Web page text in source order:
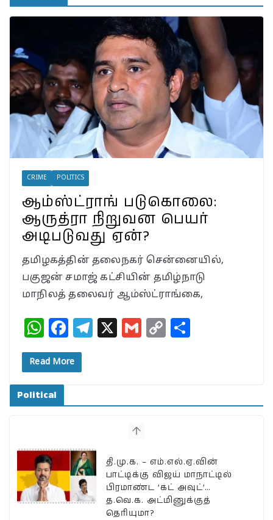
பாட்டிக்கு விஜய் மாநாட்டில்
பிரமாண்ட ’கட் அவுட்’…
த.வெ.க. அட்மினுக்குத்
தெரியுமா?
இலங்கையில்
அமைந்திருப்பது இடதுசாரி
ஆட்சியா… தமிழர்களால்
கொண்டாட முடியுமா?
பேரழிவின் வடுவாக வயநாடு:
40 ஆண்டுகள் கடந்து அதே
இடத்தில் நிலச்சரிவு!
வயநாடு நிலச்சரிவுக்கு
இதுதான் காரணமா…
CRIME POLITICS
ஆம்ஸ்ட்ராங் படுகொலை:
ஆருத்ரா நிறுவன பெயர்
அடிபடுவது ஏன்?
தமிழகத்தின் தலைநகர் சென்னையில்,
பகுஜன் சமாஜ் கட்சியின் தமிழ்நாடு
மாநிலத் தலைவர் ஆம்ஸ்ட்ராங்கை,
W
h
at
s
A
p
F
a
c
b
o
k
T
ra
X
G
C
Li e
Read More
Political
தி.மு.க. – எம்.எல்.ஏ.வின்
பாட்டிக்கு விஜய் மாநாட்டில்
பிரமாண்ட ’கட் அவுட்’…
த.வெ.க. அட்மினுக்குத்
தெரியுமா?